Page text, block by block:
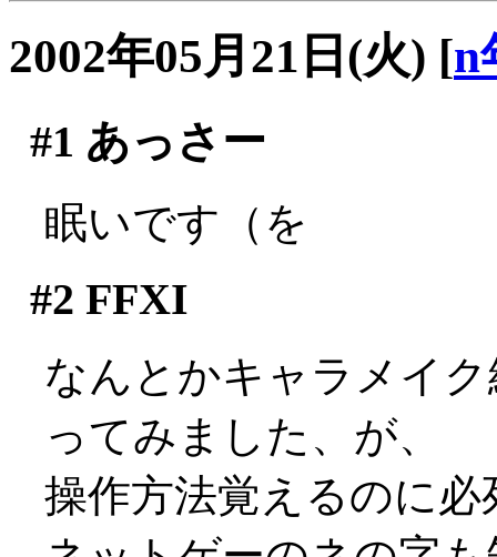
2002年05月21日(火) [n
#1 あっさー
眠いです（を
#2 FFXI
なんとかキャラメイ
ってみました、が、
操作方法覚えるのに必